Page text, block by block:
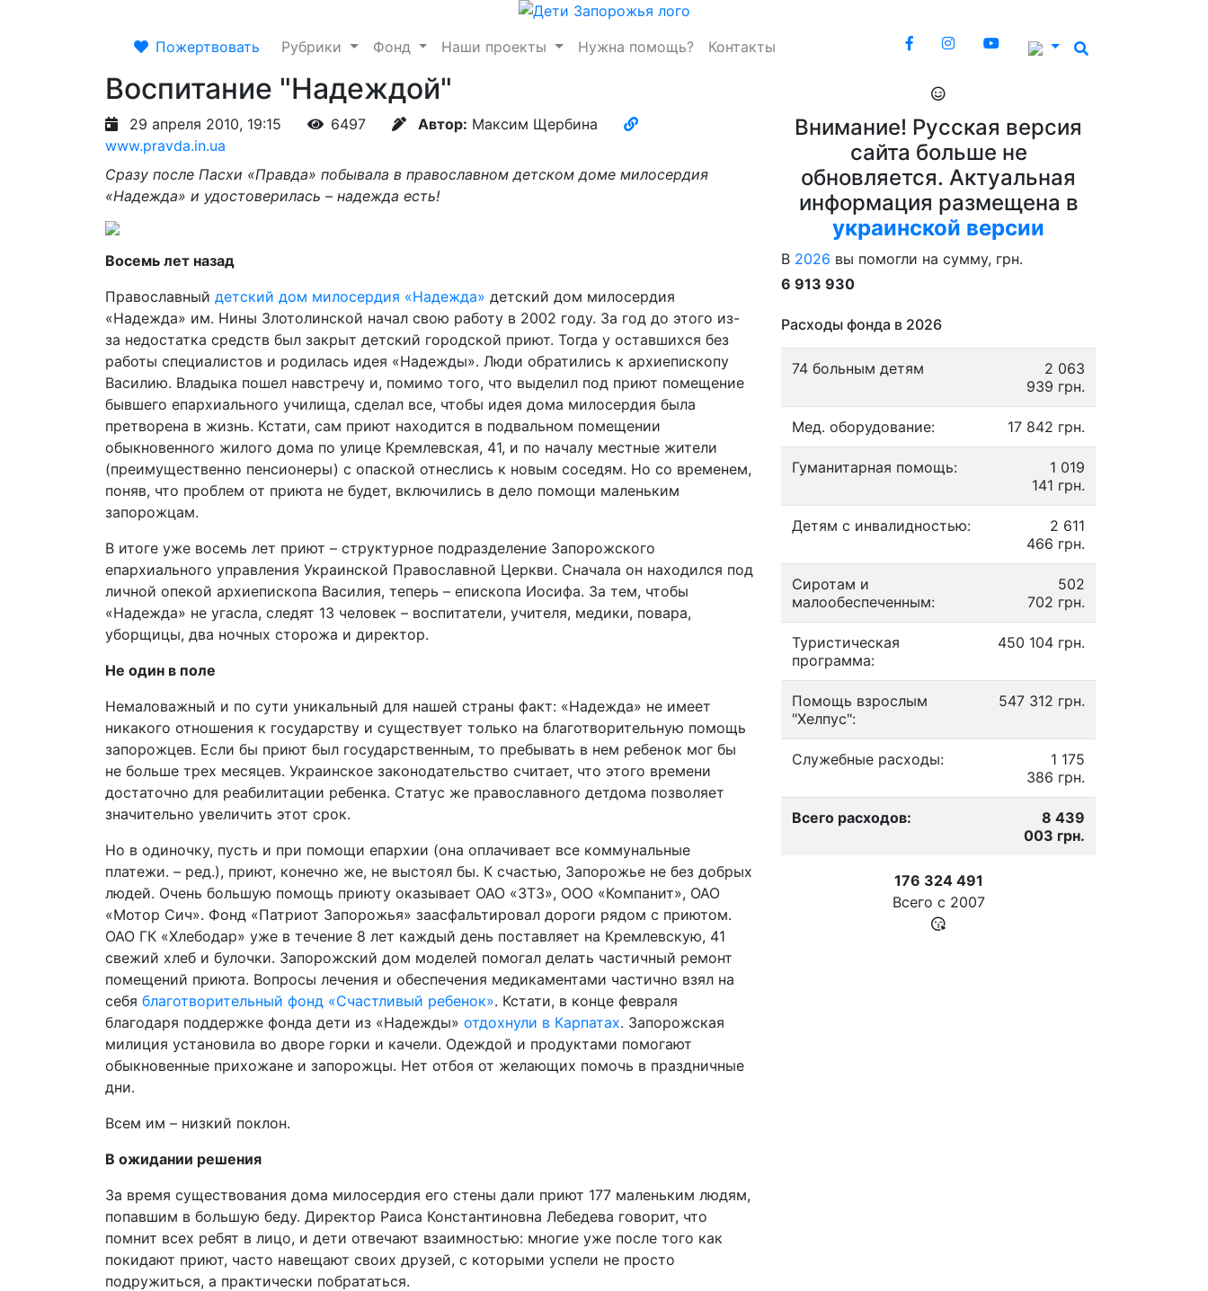
Пожертвовать Рубрики Фонд Наши проекты Нужна помощь? Контакты
Воспитание "Надеждой"
29 апреля 2010, 19:15 6497 Автор: Максим Щербина
www.pravda.in.ua
Сразу после Пасхи «Правда» побывала в православном детском доме милосердия
«Надежда» и удостоверилась – надежда есть!
Восемь лет назад
Православный детский дом милосердия «Надежда» детский дом милосердия
«Надежда» им. Нины Злотолинской начал свою работу в 2002 году. За год до этого из-
за недостатка средств был закрыт детский городской приют. Тогда у оставшихся без
работы специалистов и родилась идея «Надежды». Люди обратились к архиепископу
Василию. Владыка пошел навстречу и, помимо того, что выделил под приют помещение
бывшего епархиального училища, сделал все, чтобы идея дома милосердия была
претворена в жизнь. Кстати, сам приют находится в подвальном помещении
обыкновенного жилого дома по улице Кремлевская, 41, и по началу местные жители
(преимущественно пенсионеры) с опаской отнеслись к новым соседям. Но со временем,
поняв, что проблем от приюта не будет, включились в дело помощи маленьким
запорожцам.
В итоге уже восемь лет приют – структурное подразделение Запорожского
епархиального управления Украинской Православной Церкви. Сначала он находился под
личной опекой архиепископа Василия, теперь – епископа Иосифа. За тем, чтобы
«Надежда» не угасла, следят 13 человек – воспитатели, учителя, медики, повара,
уборщицы, два ночных сторожа и директор.
Не один в поле
Немаловажный и по сути уникальный для нашей страны факт: «Надежда» не имеет
никакого отношения к государству и существует только на благотворительную помощь
запорожцев. Если бы приют был государственным, то пребывать в нем ребенок мог бы
не больше трех месяцев. Украинское законодательство считает, что этого времени
достаточно для реабилитации ребенка. Статус же православного детдома позволяет
значительно увеличить этот срок.
Но в одиночку, пусть и при помощи епархии (она оплачивает все коммунальные
платежи. – ред.), приют, конечно же, не выстоял бы. К счастью, Запорожье не без добрых
людей. Очень большую помощь приюту оказывает ОАО «ЗТЗ», ООО «Компанит», ОАО
«Мотор Сич». Фонд «Патриот Запорожья» заасфальтировал дороги рядом с приютом.
ОАО ГК «Хлебодар» уже в течение 8 лет каждый день поставляет на Кремлевскую, 41
свежий хлеб и булочки. Запорожский дом моделей помогал делать частичный ремонт
помещений приюта. Вопросы лечения и обеспечения медикаментами частично взял на
себя благотворительный фонд «Счастливый ребенок». Кстати, в конце февраля
благодаря поддержке фонда дети из «Надежды» отдохнули в Карпатах. Запорожская
милиция установила во дворе горки и качели. Одеждой и продуктами помогают
обыкновенные прихожане и запорожцы. Нет отбоя от желающих помочь в праздничные
дни.
Всем им – низкий поклон.
В ожидании решения
За время существования дома милосердия его стены дали приют 177 маленьким людям,
попавшим в большую беду. Директор Раиса Константиновна Лебедева говорит, что
помнит всех ребят в лицо, и дети отвечают взаимностью: многие уже после того как
покидают приют, часто навещают своих друзей, с которыми успели не просто
подружиться, а практически побрататься.
Внимание! Русская версия
сайта больше не
обновляется. Актуальная
информация размещена в
украинской версии
В 2026 вы помогли на сумму, грн.
6 913 930
Расходы фонда в 2026
74 больным детям
2 063
939 грн.
Мед. оборудование: 17 842 грн.
Гуманитарная помощь:
1 019
141 грн.
Детям с инвалидностью:
2 611
466 грн.
Сиротам и
малообеспеченным:
502
702 грн.
Туристическая
программа:
450 104 грн.
Помощь взрослым
"Хелпус":
547 312 грн.
Служебные расходы:
1 175
386 грн.
Всего расходов:
8 439
003 грн.
176 324 491
Всего с 2007